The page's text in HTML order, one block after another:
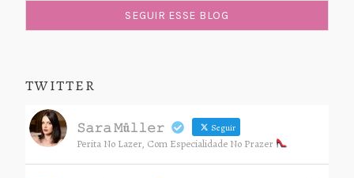
TWITTER
𝚂𝚊𝚛𝚊 𝙼ü𝚕𝚕𝚎𝚛 Seguir
Perita No Lazer, Com Especialidade No Prazer